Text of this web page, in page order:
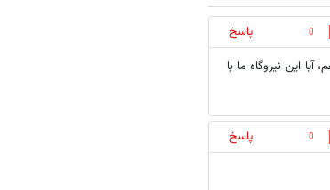
0
پاسخ
این نیروگاه ما با
0
پاسخ